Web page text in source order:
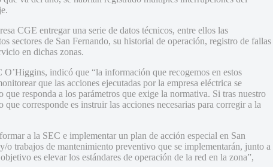
CGE entregar una serie de datos técnicos, entre ellos las
sectores de San Fernando, su historial de operación, registro de fallas
en dichas zonas.
indicó que “la información que recogemos en estos
que las acciones ejecutadas por la empresa eléctrica se
responda a los parámetros que exige la normativa. Si tras nuestro
corresponde es instruir las acciones necesarias para corregir a la
a la SEC e implementar un plan de acción especial en San
o trabajos de mantenimiento preventivo que se implementarán, junto a
es elevar los estándares de operación de la red en la zona”,